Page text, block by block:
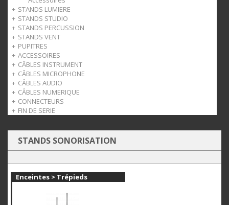
Accessoires
STANDS LUMIERE
Trépieds
Accessoires
STANDS STUDIO
Monitors
Racks
Mobilier
STANDS PERCUSSION
Accessoires pour batterie
STANDS VENT
Bois
Cuivre
PUPITRES
Léger
Orchestre
Accessoires
ACCESSOIRES
Casque
Pédales
Slatwall
CÂBLES INSTRUMENT
Strix
Just
Patch
CÂBLES MICROPHONE
Strix
Roksolid
Just
CÂBLES AUDIO
Strix
Roksolid
Just
CÂBLES NUMERIQUE
Strix
CONNECTEURS
Jack
FIN DE SERIE
Audio
STANDS SONORISATION
Enceintes > Trépieds